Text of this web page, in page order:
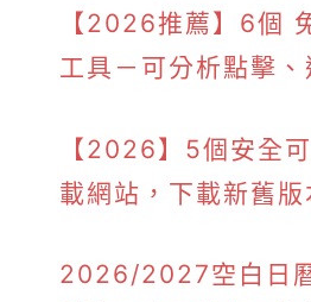
【2026推薦】6個
工具－可分析點擊
【2026】5個安全
載網站，下載新舊版
2026/2027空白日